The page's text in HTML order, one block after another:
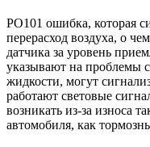
PO101 ошибка, которая
перерасход воздуха, о
датчика за уровень
указывают на проблемы
жидкости, могут
работают световые
возникать из-за износа
автомобиля, как